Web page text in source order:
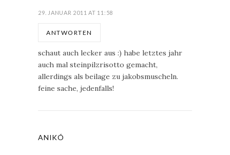
29. JANUAR 2011 AT 11:58
ANTWORTEN
schaut auch lecker aus :) habe letztes jahr
auch mal steinpilzrisotto gemacht,
allerdings als beilage zu jakobsmuscheln.
feine sache, jedenfalls!
ANIKÓ